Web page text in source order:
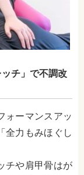
ッチ」で不調改
ォーマンスアッ
全力もみほぐし
チや肩甲骨はが